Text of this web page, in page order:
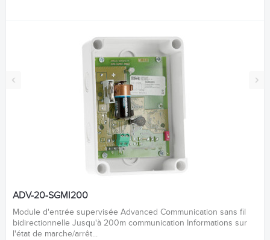
‹ ›
ADV-20-SGMI200
Module d'entrée supervisée Advanced Communication sans fil
bidirectionnelle Jusqu'à 200m communication Informations sur
l'état de marche/arrêt...